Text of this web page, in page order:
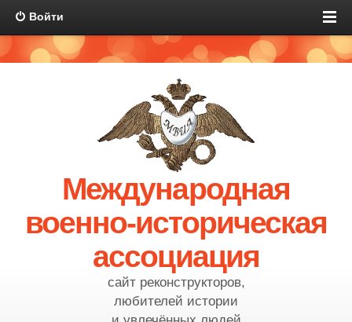
Войти
Международная
военно-историческая
ассоциация
сайт реконструкторов,
любителей истории